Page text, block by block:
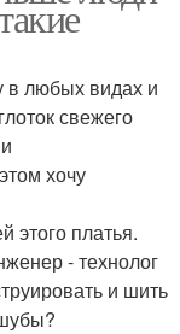
в любых видах и
свежего
хочу
этого платья.
- технолог
и шить